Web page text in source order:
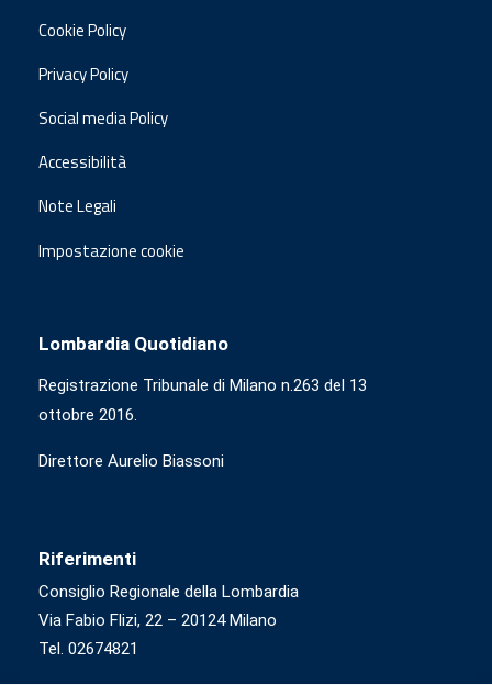
Cookie Policy
Privacy Policy
Social media Policy
Accessibilità
Note Legali
Impostazione cookie
Lombardia Quotidiano
Registrazione Tribunale di Milano n.263 del 13
ottobre 2016.
Direttore Aurelio Biassoni
Riferimenti
Consiglio Regionale della Lombardia
Via Fabio Flizi, 22 – 20124 Milano
Tel. 02674821